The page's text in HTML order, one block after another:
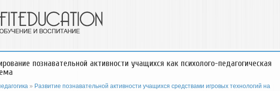
познавательной активности учащихся как психолого-педагогическая
» Развитие познавательной активности учащихся средствами игровых технологий на